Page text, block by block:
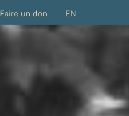
Faire un don EN